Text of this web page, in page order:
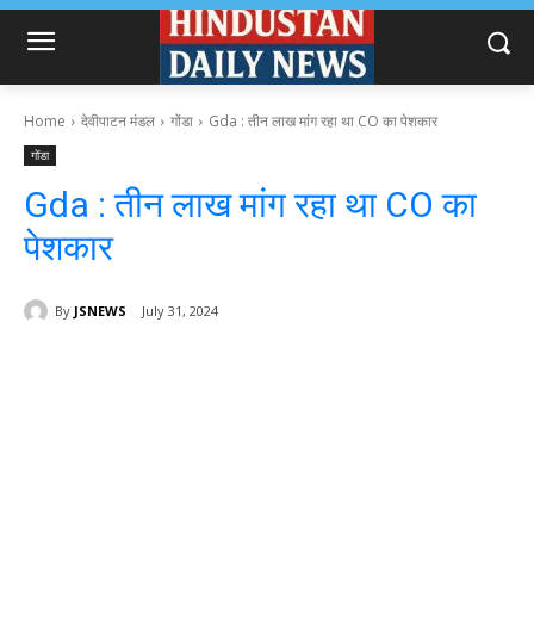
Home देवीपाटन मंडल गोंडा Gda : तीन लाख मांग रहा था CO का पेशकार
गोंडा
Gda : तीन लाख मांग रहा था CO का
पेशकार
By JSNEWS July 31, 2024